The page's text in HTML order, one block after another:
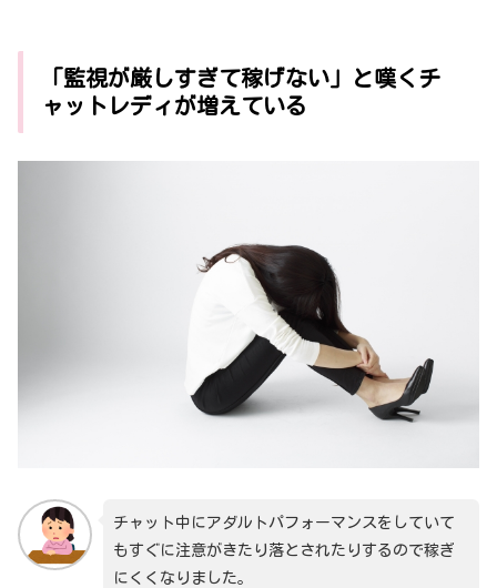
「監視が厳しすぎて稼げない」と嘆くチ
ャットレディが増えている
チャット中にアダルトパフォーマンスをしていて
もすぐに注意がきたり落とされたりするので稼ぎ
にくくなりました。